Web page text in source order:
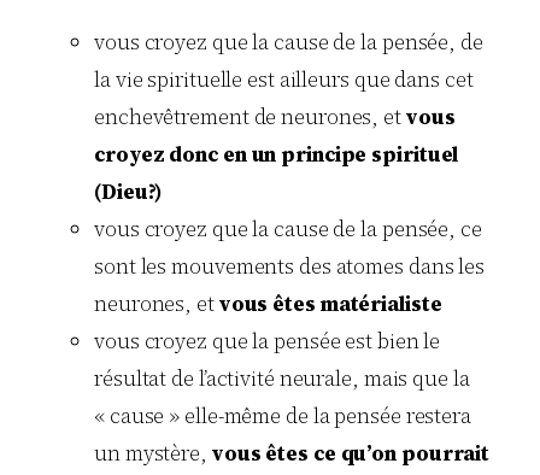
vous croyez que la cause de la pensée, de
la vie spirituelle est ailleurs que dans cet
enchevêtrement de neurones, etvous
croyez donc en un principe spirituel
(Dieu?)
vous croyez que la cause de la pensée, ce
sont les mouvements des atomes dans les
neurones, etvous êtes matérialiste
vous croyez que la pensée est bien le
résultat de l’activité neurale, mais que la
« cause » elle-même de la pensée restera
un mystère, vous êtes ce qu’on pourrait